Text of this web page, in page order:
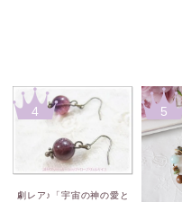
4
劇レア♪「宇宙の神の愛と
5